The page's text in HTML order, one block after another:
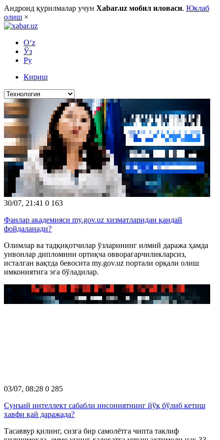
Андроид қурилмалар учун Xabar.uz мобил иловаси. Юклаб
олиш ×
O‘z
Ўз
Ру
Кириш
30/07, 21:41 0 163
Фанлар академияси my.gov.uz хизматларидан қандай
фойдаланади?
Олимлар ва тадқиқотчилар ўзларининг илмий даража ҳамда
унвонлар дипломини ортиқча овворагарчиликларсиз,
исталган вақтда бевосита my.gov.uz портали орқали олиш
имкониятига эга бўладилар.
03/07, 08:28 0 285
Сунъий интеллект сабабли инсониятнинг йўқ бўлиб кетиш
хавфи қай даражада?
Тасаввур қилинг, сизга бир самолётга чипта таклиф